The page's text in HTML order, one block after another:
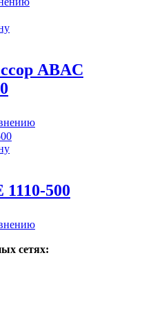
ABAC
500
сетях: